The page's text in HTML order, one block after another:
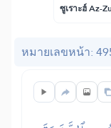
ซูเราะฮ์ Az-
หมายเลขหน้า: